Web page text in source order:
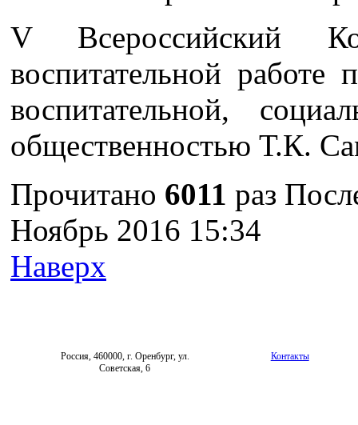
V Всероссийский
воспитательной работе
воспитательной,
общественностью Т.К.
Прочитано 6011 раз
Ноябрь 2016 15:34
Наверх
Россия, 460000, г. Оренбург, ул.
Советская, 6
Контакты